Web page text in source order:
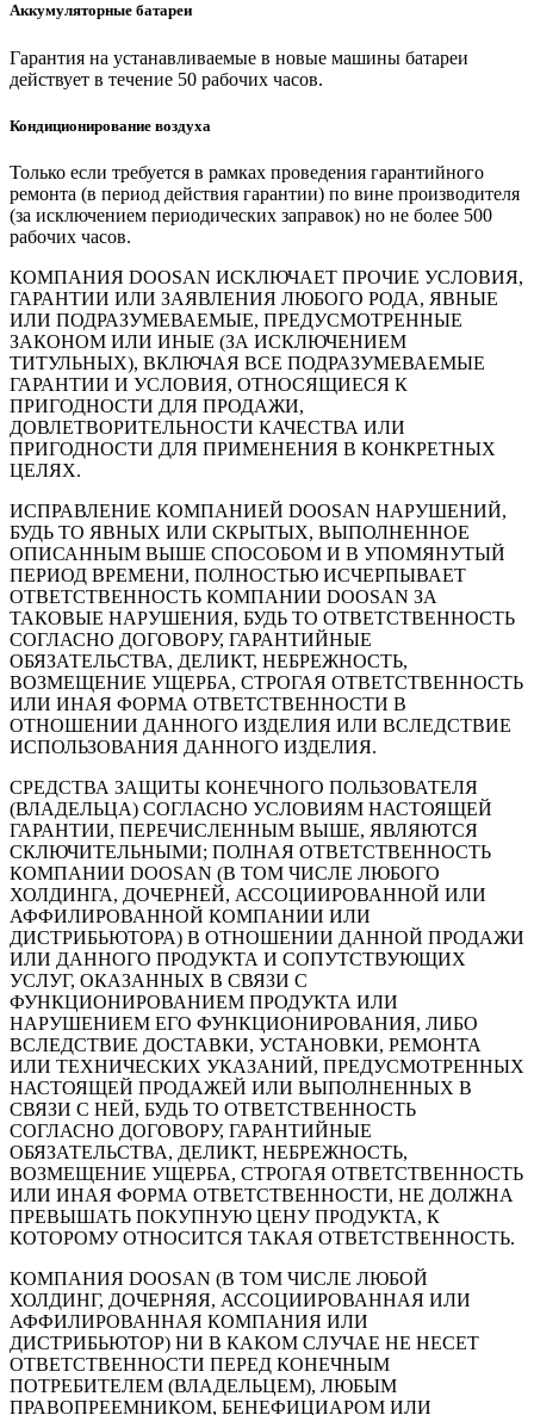
Аккумуляторные батареи
Гарантия на устанавливаемые в новые машины батареи
действует в течение 50 рабочих часов.
Кондиционирование воздуха
Только если требуется в рамках проведения гарантийного
ремонта (в период действия гарантии) по вине производителя
(за исключением периодических заправок) но не более 500
рабочих часов.
КОМПАНИЯ DOOSAN ИСКЛЮЧАЕТ ПРОЧИЕ УСЛОВИЯ,
ГАРАНТИИ ИЛИ ЗАЯВЛЕНИЯ ЛЮБОГО РОДА, ЯВНЫЕ
ИЛИ ПОДРАЗУМЕВАЕМЫЕ, ПРЕДУСМОТРЕННЫЕ
ЗАКОНОМ ИЛИ ИНЫЕ (ЗА ИСКЛЮЧЕНИЕМ
ТИТУЛЬНЫХ), ВКЛЮЧАЯ ВСЕ ПОДРАЗУМЕВАЕМЫЕ
ГАРАНТИИ И УСЛОВИЯ, ОТНОСЯЩИЕСЯ К
ПРИГОДНОСТИ ДЛЯ ПРОДАЖИ,
ДОВЛЕТВОРИТЕЛЬНОСТИ КАЧЕСТВА ИЛИ
ПРИГОДНОСТИ ДЛЯ ПРИМЕНЕНИЯ В КОНКРЕТНЫХ
ЦЕЛЯХ.
ИСПРАВЛЕНИЕ КОМПАНИЕЙ DOOSAN НАРУШЕНИЙ,
БУДЬ ТО ЯВНЫХ ИЛИ СКРЫТЫХ, ВЫПОЛНЕННОЕ
ОПИСАННЫМ ВЫШЕ СПОСОБОМ И В УПОМЯНУТЫЙ
ПЕРИОД ВРЕМЕНИ, ПОЛНОСТЬЮ ИСЧЕРПЫВАЕТ
ОТВЕТСТВЕННОСТЬ КОМПАНИИ DOOSAN ЗА
ТАКОВЫЕ НАРУШЕНИЯ, БУДЬ ТО ОТВЕТСТВЕННОСТЬ
СОГЛАСНО ДОГОВОРУ, ГАРАНТИЙНЫЕ
ОБЯЗАТЕЛЬСТВА, ДЕЛИКТ, НЕБРЕЖНОСТЬ,
ВОЗМЕЩЕНИЕ УЩЕРБА, СТРОГАЯ ОТВЕТСТВЕННОСТЬ
ИЛИ ИНАЯ ФОРМА ОТВЕТСТВЕННОСТИ В
ОТНОШЕНИИ ДАННОГО ИЗДЕЛИЯ ИЛИ ВСЛЕДСТВИЕ
ИСПОЛЬЗОВАНИЯ ДАННОГО ИЗДЕЛИЯ.
СРЕДСТВА ЗАЩИТЫ КОНЕЧНОГО ПОЛЬЗОВАТЕЛЯ
(ВЛАДЕЛЬЦА) СОГЛАСНО УСЛОВИЯМ НАСТОЯЩЕЙ
ГАРАНТИИ, ПЕРЕЧИСЛЕННЫМ ВЫШЕ, ЯВЛЯЮТСЯ
СКЛЮЧИТЕЛЬНЫМИ; ПОЛНАЯ ОТВЕТСТВЕННОСТЬ
КОМПАНИИ DOOSAN (В ТОМ ЧИСЛЕ ЛЮБОГО
ХОЛДИНГА, ДОЧЕРНЕЙ, АССОЦИИРОВАННОЙ ИЛИ
АФФИЛИРОВАННОЙ КОМПАНИИ ИЛИ
ДИСТРИБЬЮТОРА) В ОТНОШЕНИИ ДАННОЙ ПРОДАЖИ
ИЛИ ДАННОГО ПРОДУКТА И СОПУТСТВУЮЩИХ
УСЛУГ, ОКАЗАННЫХ В СВЯЗИ С
ФУНКЦИОНИРОВАНИЕМ ПРОДУКТА ИЛИ
НАРУШЕНИЕМ ЕГО ФУНКЦИОНИРОВАНИЯ, ЛИБО
ВСЛЕДСТВИЕ ДОСТАВКИ, УСТАНОВКИ, РЕМОНТА
ИЛИ ТЕХНИЧЕСКИХ УКАЗАНИЙ, ПРЕДУСМОТРЕННЫХ
НАСТОЯЩЕЙ ПРОДАЖЕЙ ИЛИ ВЫПОЛНЕННЫХ В
СВЯЗИ С НЕЙ, БУДЬ ТО ОТВЕТСТВЕННОСТЬ
СОГЛАСНО ДОГОВОРУ, ГАРАНТИЙНЫЕ
ОБЯЗАТЕЛЬСТВА, ДЕЛИКТ, НЕБРЕЖНОСТЬ,
ВОЗМЕЩЕНИЕ УЩЕРБА, СТРОГАЯ ОТВЕТСТВЕННОСТЬ
ИЛИ ИНАЯ ФОРМА ОТВЕТСТВЕННОСТИ, НЕ ДОЛЖНА
ПРЕВЫШАТЬ ПОКУПНУЮ ЦЕНУ ПРОДУКТА, К
КОТОРОМУ ОТНОСИТСЯ ТАКАЯ ОТВЕТСТВЕННОСТЬ.
КОМПАНИЯ DOOSAN (В ТОМ ЧИСЛЕ ЛЮБОЙ
ХОЛДИНГ, ДОЧЕРНЯЯ, АССОЦИИРОВАННАЯ ИЛИ
АФФИЛИРОВАННАЯ КОМПАНИЯ ИЛИ
ДИСТРИБЬЮТОР) НИ В КАКОМ СЛУЧАЕ НЕ НЕСЕТ
ОТВЕТСТВЕННОСТИ ПЕРЕД КОНЕЧНЫМ
ПОТРЕБИТЕЛЕМ (ВЛАДЕЛЬЦЕМ), ЛЮБЫМ
ПРАВОПРЕЕМНИКОМ, БЕНЕФИЦИАРОМ ИЛИ